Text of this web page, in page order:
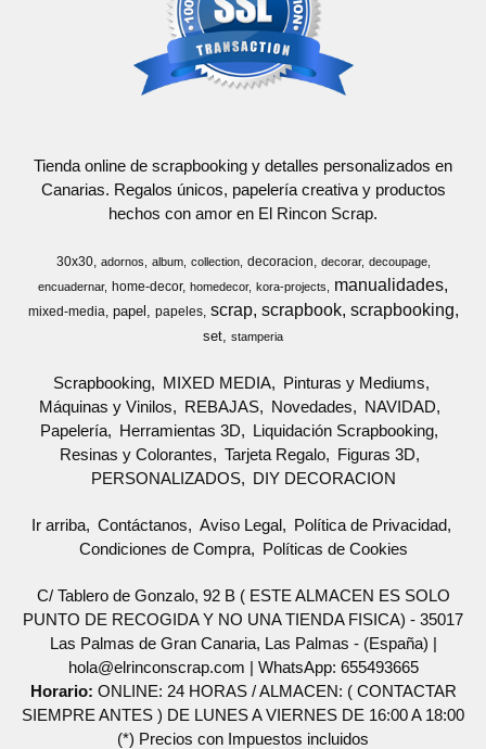
Tienda online de scrapbooking y detalles personalizados en
Canarias. Regalos únicos, papelería creativa y productos
hechos con amor en El Rincon Scrap.
30x30 adornos album collection decoracion decorar
decoupage
encuadernar home-decor homedecor kora-projects manualidades
mixed-media papel papeles scrap scrapbook scrapbooking
set stamperia
Scrapbooking MIXED MEDIA
Pinturas y Mediums
Máquinas y Vinilos
REBAJAS Novedades
NAVIDAD
Papelería
Herramientas 3D
Liquidación Scrapbooking
Resinas y Colorantes
Tarjeta Regalo
Figuras 3D
PERSONALIZADOS
DIY DECORACION
Ir arriba Contáctanos Aviso Legal
Política de Privacidad
Condiciones de Compra
Políticas de Cookies
C/ Tablero de Gonzalo, 92 B ( ESTE ALMACEN ES SOLO
PUNTO DE RECOGIDA Y NO UNA TIENDA FISICA) - 35017
Las Palmas de Gran Canaria, Las Palmas - (España) |
hola@elrinconscrap.com | WhatsApp: 655493665
Horario: ONLINE: 24 HORAS / ALMACEN: ( CONTACTAR
SIEMPRE ANTES ) DE LUNES A VIERNES DE 16:00 A 18:00
(*) Precios con Impuestos incluidos